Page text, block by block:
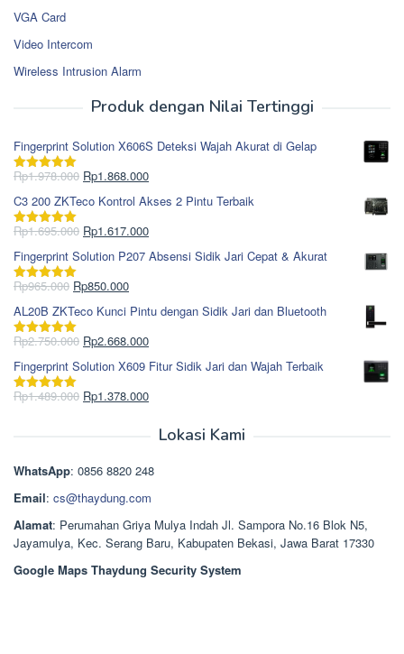
VGA Card
Video Intercom
Wireless Intrusion Alarm
Produk dengan Nilai Tertinggi
Fingerprint Solution X606S Deteksi Wajah Akurat di Gelap
Dinilai5.00
Rp1.978.000 Harga
aslinya
adalah:
Rp1.978.000.
Rp1.868.000Harga
saat
ini
adalah:
C3 200 ZKTeco Kontrol Akses 2 Pintu Terbaik
Dinilai5.00
Rp1.695.000 Harga
aslinya
adalah:
Rp1.695.000.
Rp1.617.000Harga
saat
ini
Fingerprint Solution P207 Absensi Sidik Jari Cepat & Akurat
Dinilai5.00
Rp965.000 Harga
aslinya
adalah:
Rp965.000.
Rp850.000Harga
saat
ini
adalah:
AL20B ZKTeco Kunci Pintu dengan Sidik Jari dan Bluetooth
Dinilai5.00
Rp2.750.000 Harga
aslinya
adalah:
Rp2.750.000.
Rp2.668.000Harga
saat
ini
adalah:
Fingerprint Solution X609 Fitur Sidik Jari dan Wajah Terbaik
Dinilai5.00
Rp1.489.000 Harga
Rp1.378.000Harga
Rp1.378.000.
Lokasi Kami
WhatsApp: 0856 8820 248
Email: cs@thaydung.com
Alamat: Perumahan Griya Mulya Indah Jl. Sampora No.16 Blok N5,
Jayamulya, Kec. Serang Baru, Kabupaten Bekasi, Jawa Barat 17330
Google Maps Thaydung Security System